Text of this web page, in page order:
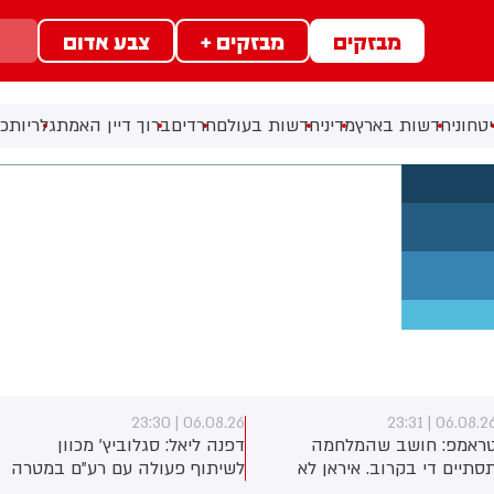
מבזקים מבזקים + צבע אדום
חדשות בארץמדיניחדשות בעולםחרדיםברוך דיין האמתגלריות
06.08.26 |
חושב שהמלחמה
די בקרוב. איראן לא
06.08.26 | 23:30
דפנה ליאל: סגלוביץ' מכוון
לשיתוף פעולה עם רע"ם במטרה